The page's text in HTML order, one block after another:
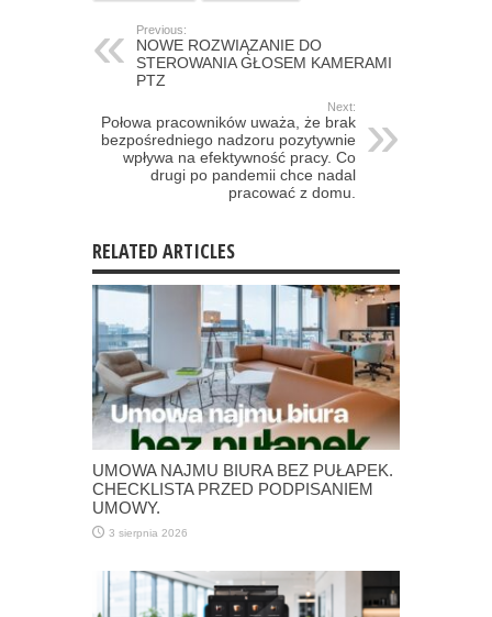
Previous:
NOWE ROZWIĄZANIE DO
STEROWANIA GŁOSEM KAMERAMI
PTZ
Next:
Połowa pracowników uważa, że brak
bezpośredniego nadzoru pozytywnie
wpływa na efektywność pracy. Co
drugi po pandemii chce nadal
pracować z domu.
RELATED ARTICLES
UMOWA NAJMU BIURA BEZ PUŁAPEK.
CHECKLISTA PRZED PODPISANIEM
UMOWY.
3 sierpnia 2026